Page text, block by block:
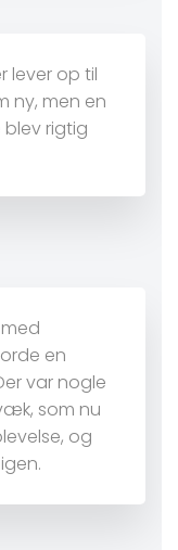
lever op til
ny, men en
rigtig
en
var nogle
som nu
og